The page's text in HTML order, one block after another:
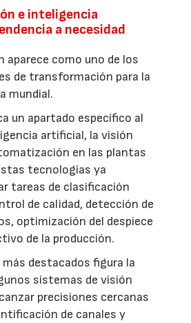
e inteligencia
a necesidad
aparece como uno de los
de transformación para la
mundial.
un apartado específico al
artificial, la visión
en las plantas
tecnologías ya
tareas de clasificación
de calidad, detección de
optimización del despiece
de la producción.
destacados figura la
sistemas de visión
precisiones cercanas
de canales y